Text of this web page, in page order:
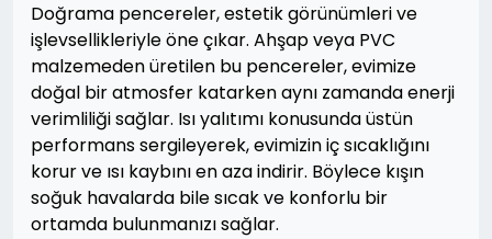
Doğrama pencereler, estetik görünümleri ve
işlevsellikleriyle öne çıkar. Ahşap veya PVC
malzemeden üretilen bu pencereler, evimize
doğal bir atmosfer katarken aynı zamanda enerji
verimliliği sağlar. Isı yalıtımı konusunda üstün
performans sergileyerek, evimizin iç sıcaklığını
korur ve ısı kaybını en aza indirir. Böylece kışın
soğuk havalarda bile sıcak ve konforlu bir
ortamda bulunmanızı sağlar.